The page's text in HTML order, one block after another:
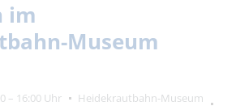
im
Museum
– 16:00 Uhr
Heidekrautbahn-Museum